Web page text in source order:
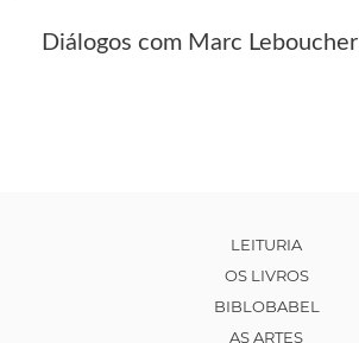
Diálogos com Marc Leboucher
LEITURIA
OS LIVROS
BIBLOBABEL
AS ARTES